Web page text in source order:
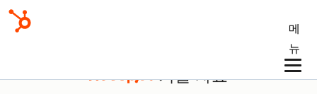
메
뉴
기술 자료